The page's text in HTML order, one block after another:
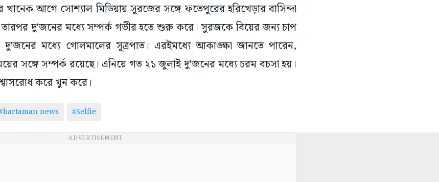
আগে সোশ্যাল মিডিয়ায় সুরজের সঙ্গে ফতেপুরের হরিখেড়ার বাসিন্দা
তারপর দু’জনের মধ্যে সম্পর্ক গভীর হতে শুরু করে। সুরজকে বিয়ের জন্য চাপ
দু’জনের মধ্যে গোলমালের সূত্রপাত। এরইমধ্যে আকাঙ্ক্ষা জানতে পারেন,
সঙ্গে সম্পর্ক রয়েছে। এনিয়ে গত ২১ জুলাই দু’জনের মধ্যে চরম বচসা হয়।
করে খুন করে।
news #Selfie
ADVERTISEMENT